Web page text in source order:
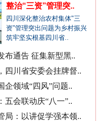
层楼墙体和地基开裂
委、组织部部长周德..
安赛格商场坠亡事件
指低俗骚扰女当事人
某某涉嫌婚内出轨"..
河南通报"三支一扶"..
报"洛北河伴漂服务"..
平志臻中学相关情况
同心逐梦
整治“三资”管理突..
四川深化整治农村集体"三
资"管理突出问题为乡村振兴
筑牢坚实根基四川省..
布通告 征集新型黑..
四川省安委会挂牌督..
企领域“四风”问题..
五会联动庆“八一”..
局：以讲促学强本领..